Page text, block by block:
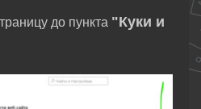
до пункта "Куки и